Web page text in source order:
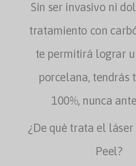
Sin ser invasivo ni
tratamiento con
te permitirá lograr
porcelana, tendrás
100%, nunca
¿De qué trata el
Peel?